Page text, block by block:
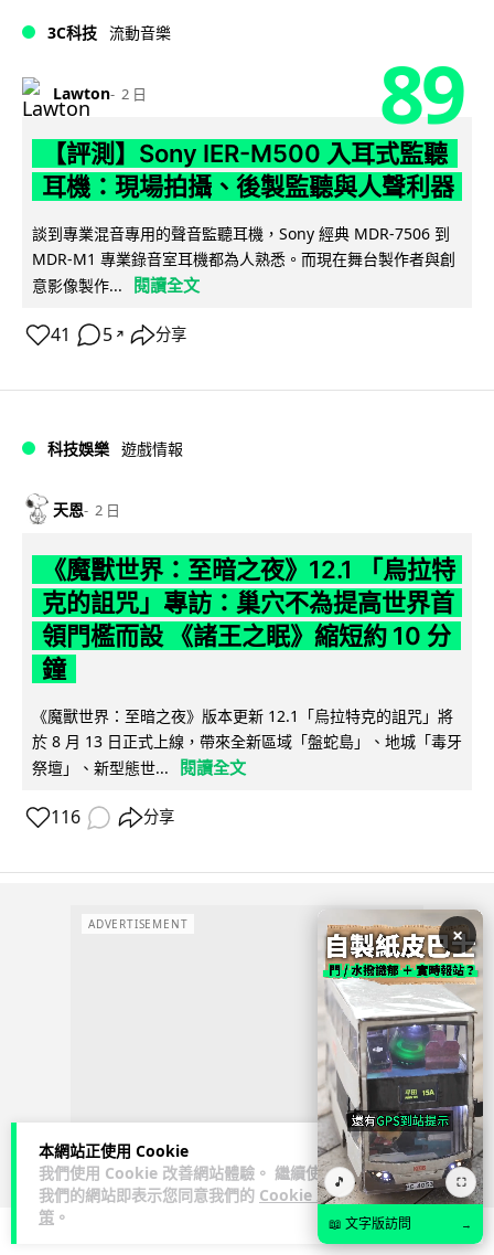
本網站正使用 Cookie
我們使用 Cookie 改善網站體驗。 繼續使用
我們的網站即表示您同意我們的 Cookie 政
策 。
3C科技 流動音樂
Lawton 2 日 89
【評測】Sony IER-M500 入耳式監聽
耳機：現場拍攝、後製監聽與人聲利器
談到專業混音專用的聲音監聽耳機，Sony 經典 MDR-7506 到
MDR-M1 專業錄音室耳機都為人熟悉。而現在舞台製作者與創
意影像製作...
閱讀全文
41 5 ↗ 分享
科技娛樂 遊戲情報
天恩 2 日
《魔獸世界：至暗之夜》12.1 「烏拉特
克的詛咒」專訪：巢穴不為提高世界首
領門檻而設 《諸王之眠》縮短約 10 分
鐘
《魔獸世界：至暗之夜》版本更新 12.1「烏拉特克的詛咒」將
於 8 月 13 日正式上線，帶來全新區域「盤蛇島」、地城「毒牙
祭壇」、新型態世...
閱讀全文
116 分享
ADVERTISEMENT ×
🎵 ⛶
📖 文字版訪問 →